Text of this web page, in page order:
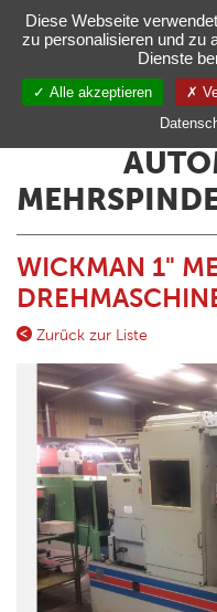
WICKMAN 1"
Zurück zur Liste
Verwaltung Ihrer Cookie-
Diese Webseite
zu personalisieren und zu
Dienste
Alle akzeptieren